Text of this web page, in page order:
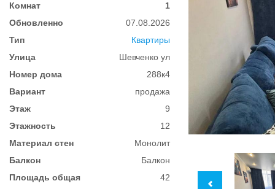
Комнат
1
Обновленно
07.08.2026
Тип
Квартиры
Улица
Шевченко ул
Номер дома
288к4
Вариант
продажа
Этаж
9
Этажность
12
Материал стен
Монолит
Балкон
Балкон
Площадь общая
42